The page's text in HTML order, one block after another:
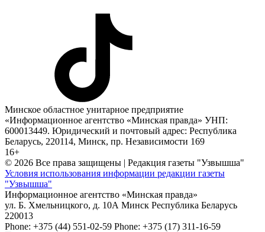
Минское областное унитарное предприятие
«Информационное агентство «Минская правда» УНП:
600013449. Юридический и почтовый адрес: Республика
Беларусь, 220114, Минск, пр. Независимости 169
16+
© 2026 Все права защищены | Редакция газеты "Узвышша"
Условия использования информации редакции газеты
"Узвышша"
Информационное агентство «Минская правда»
ул. Б. Хмельницкого, д. 10А Минск Республика Беларусь
220013
Phone: +375 (44) 551-02-59 Phone: +375 (17) 311-16-59